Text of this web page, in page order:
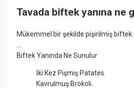
Tavada biftek yanına ne
Mükemmel bir şekilde pişirilmiş biftek
...
Biftek Yanında Ne Sunulur
İki Kez Pişmiş Patates.
Kavrulmuş Brokoli.